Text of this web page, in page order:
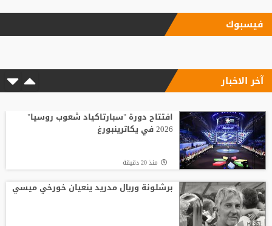
"اليويفا" يؤكد دفع مستحقات نهاية الخدمة
حكم الفيديو المساعد لأول مرة
الاتحاد يواصل صدارة الدوري النسوي تحت 14
فيسبوك
آخر الاخبار
افتتاح دورة "سبارتاكياد شعوب روسيا"
2026 في يكاترينبورغ
منذ 20 دقيقة
برشلونة وريال مدريد ينعيان خورخي ميسي